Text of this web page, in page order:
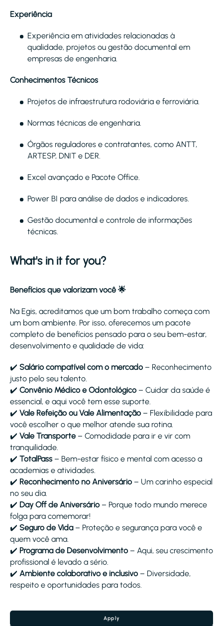
Experiência
Experiência em atividades relacionadas à
qualidade, projetos ou gestão documental em
empresas de engenharia.
Conhecimentos Técnicos
Projetos de infraestrutura rodoviária e ferroviária.
Normas técnicas de engenharia.
Órgãos reguladores e contratantes, como ANTT,
ARTESP, DNIT e DER.
Excel avançado e Pacote Office.
Power BI para análise de dados e indicadores.
Gestão documental e controle de informações
técnicas.
What's in it for you?
Benefícios que valorizam você 🌟
Na Egis, acreditamos que um bom trabalho começa com
um bom ambiente. Por isso, oferecemos um pacote
completo de benefícios pensado para o seu bem-estar,
desenvolvimento e qualidade de vida:
✔️ Salário compatível com o mercado– Reconhecimento
justo pelo seu talento.
✔️ Convênio Médico e Odontológico– Cuidar da saúde é
essencial, e aqui você tem esse suporte.
✔️ Vale Refeição ou Vale Alimentação– Flexibilidade para
você escolher o que melhor atende sua rotina.
✔️ Vale Transporte – Comodidade para ir e vir com
tranquilidade.
✔️ TotalPass – Bem-estar físico e mental com acesso a
academias e atividades.
✔️ Reconhecimento no Aniversário– Um carinho especial
no seu dia.
✔️ Day Off de Aniversário– Porque todo mundo merece
folga para comemorar!
✔️ Seguro de Vida– Proteção e segurança para você e
quem você ama.
✔️ Programa de Desenvolvimento– Aqui, seu crescimento
profissional é levado a sério.
✔️ Ambiente colaborativo e inclusivo– Diversidade,
respeito e oportunidades para todos.
Apply